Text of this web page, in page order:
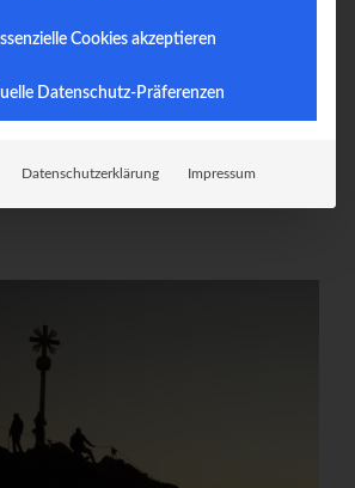
meine Touren weiterhin veröffentlichen soll.
Cookies akzeptieren
Datenschutz-Präferenzen
Datenschutzerklärung Impressum